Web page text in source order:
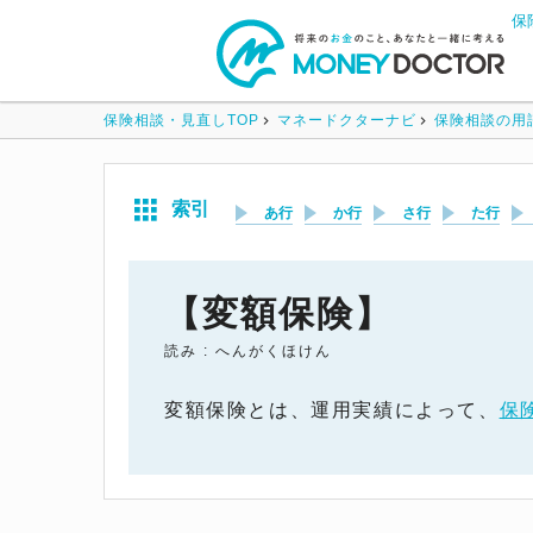
保
保険相談・見直しTOP マネードクターナビ 保険相談の用
索引 あ行 か行 さ行 た行
【変額保険】
読み : へんがくほけん
変額保険とは、運用実績によって、 保